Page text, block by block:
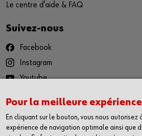
Le centre d'aide & FAQ
Suivez-nous
Facebook
Instagram
Youtube
Würth App
Pour la meilleure expérience
En cliquant sur le bouton, vous nous autorisez
expérience de navigation optimale ainsi que